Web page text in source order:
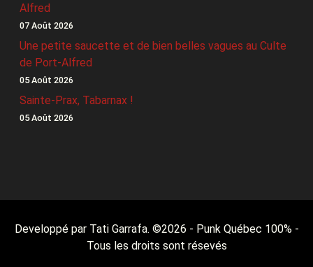
Alfred
07 Août 2026
Une petite saucette et de bien belles vagues au Culte
de Port-Alfred
05 Août 2026
Sainte-Prax, Tabarnax !
05 Août 2026
Developpé par Tati Garrafa. ©2026 - Punk Québec 100% -
Tous les droits sont résevés